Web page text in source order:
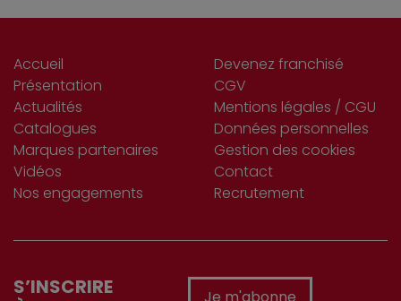
Accueil
Présentation
Actualités
Catalogues
Marques partenaires
Vidéos
Nos engagements
Devenez franchisé
CGV
Mentions légales / CGU
Données personnelles
Gestion des cookies
Contact
Recrutement
S’INSCRIRE